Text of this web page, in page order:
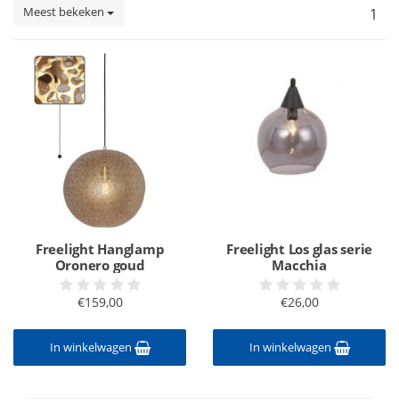
Meest bekeken 1
Freelight Hanglamp
Oronero goud
€159,00
In winkelwagen
Freelight Los glas serie
Macchia
€26,00
In winkelwagen